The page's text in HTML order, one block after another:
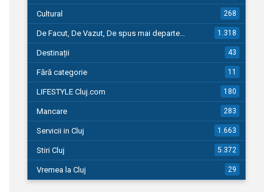
Cultural 268
De Facut, De Vazut, De spus mai departe… 1.318
Destinații 43
Fără categorie 11
LIFESTYLE Cluj.com 180
Mancare 283
Servicii in Cluj 1.663
Stiri Cluj 5.372
Vremea la Cluj 29